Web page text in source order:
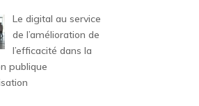
Le digital au service
de l’amélioration de
l’efficacité dans la
publique